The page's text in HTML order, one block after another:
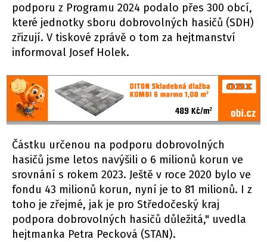
podporu z Programu 2024 podalo přes 300 obcí,
které jednotky sboru dobrovolných hasičů (SDH)
zřizují. V tiskové zprávě o tom za hejtmanství
informoval Josef Holek.
Částku určenou na podporu dobrovolných
hasičů jsme letos navýšili o 6 milionů korun ve
srovnání s rokem 2023. Ještě v roce 2020 bylo ve
fondu 43 milionů korun, nyní je to 81 milionů. I z
toho je zřejmé, jak je pro Středočeský kraj
podpora dobrovolných hasičů důležitá," uvedla
hejtmanka Petra Pecková (STAN).